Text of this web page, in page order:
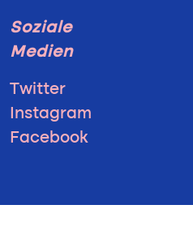
Soziale
Medien
Twitter
Instagram
Facebook